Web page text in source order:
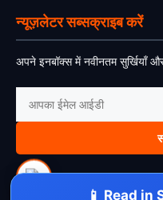
न्यूज़लेटर सब्सक्राइब करें
अपने इनबॉक्स में नवीनतम सुर्खियाँ
📱 Read in